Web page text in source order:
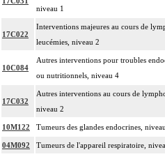
niveau 1
17C022
Interventions majeures au cours de
leucémies, niveau 2
10C084
Autres interventions pour troubles
ou nutritionnels, niveau 4
17C032
Autres interventions au cours de
niveau 2
10M122 Tumeurs des glandes endocrines,
04M092 Tumeurs de l'appareil respiratoire,